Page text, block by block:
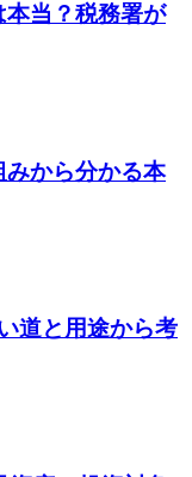
本当？税務署が
から分かる本
道と用途から考